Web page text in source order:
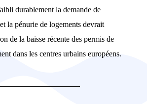
durablement la demande de
la pénurie de logements devrait
de la baisse récente des permis de
dans les centres urbains européens.